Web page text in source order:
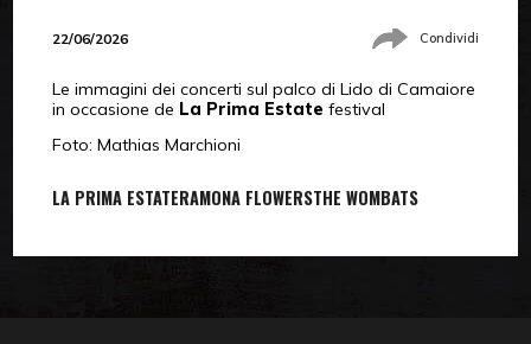
22/06/2026 Condividi
Le immagini dei concerti sul palco di Lido di Camaiore
in occasione de La Prima Estate festival
Foto: Mathias Marchioni
LA PRIMA ESTATERAMONA FLOWERSTHE WOMBATS